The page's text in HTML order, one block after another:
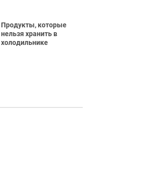
Продукты, которые
нельзя хранить в
холодильнике